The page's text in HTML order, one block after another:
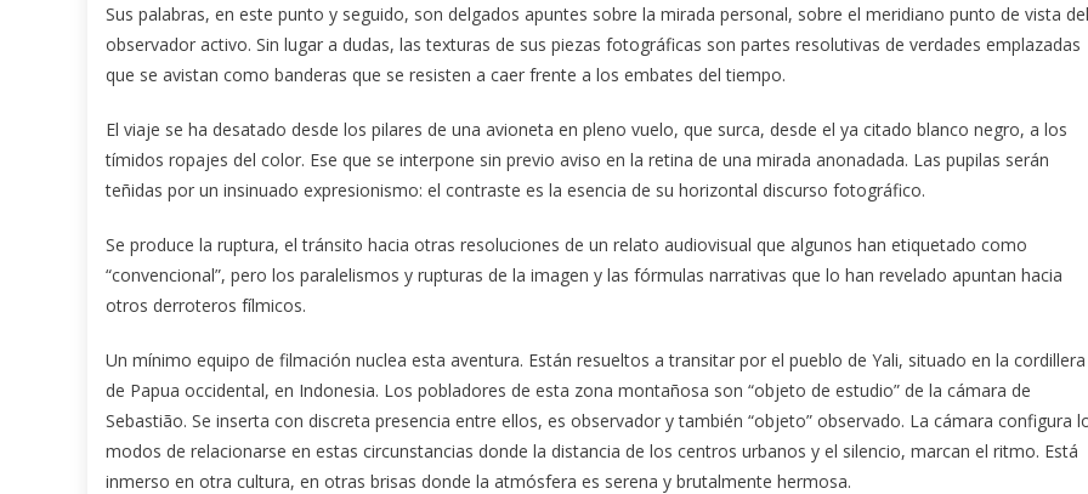
Sus palabras, en este punto y seguido, son delgados apuntes sobre la mirada personal, sobre el meridiano punto de vista del
observador activo. Sin lugar a dudas, las texturas de sus piezas fotográficas son partes resolutivas de verdades emplazadas
que se avistan como banderas que se resisten a caer frente a los embates del tiempo.
El viaje se ha desatado desde los pilares de una avioneta en pleno vuelo, que surca, desde el ya citado blanco negro, a los
tímidos ropajes del color. Ese que se interpone sin previo aviso en la retina de una mirada anonadada. Las pupilas serán
teñidas por un insinuado expresionismo: el contraste es la esencia de su horizontal discurso fotográfico.
Se produce la ruptura, el tránsito hacia otras resoluciones de un relato audiovisual que algunos han etiquetado como
“convencional”, pero los paralelismos y rupturas de la imagen y las fórmulas narrativas que lo han revelado apuntan hacia
otros derroteros fílmicos.
Un mínimo equipo de filmación nuclea esta aventura. Están resueltos a transitar por el pueblo de Yali, situado en la cordillera
de Papua occidental, en Indonesia. Los pobladores de esta zona montañosa son “objeto de estudio” de la cámara de
Sebastião. Se inserta con discreta presencia entre ellos, es observador y también “objeto” observado. La cámara configura
modos de relacionarse en estas circunstancias donde la distancia de los centros urbanos y el silencio, marcan el ritmo. Está
inmerso en otra cultura, en otras brisas donde la atmósfera es serena y brutalmente hermosa.